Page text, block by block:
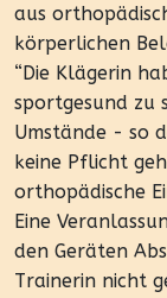
aus
körperlichen
“Die Klägerin
sportgesund zu
Umstände - so
keine Pflicht
orthopädische
Eine
den Geräten
Trainerin nicht